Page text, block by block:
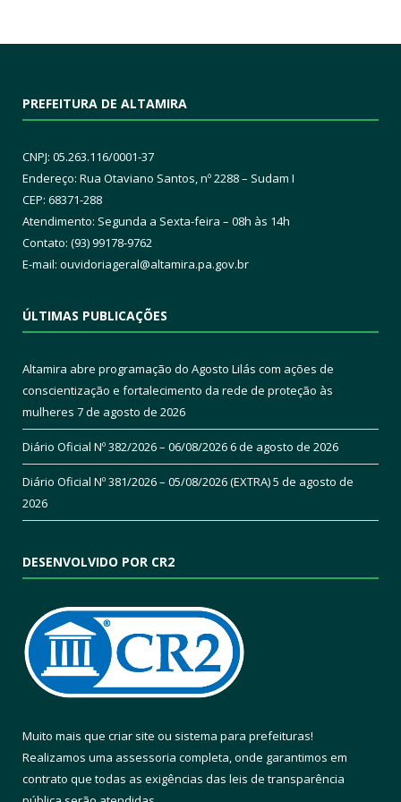
PREFEITURA DE ALTAMIRA
CNPJ: 05.263.116/0001-37
Endereço: Rua Otaviano Santos, nº 2288 – Sudam I
CEP: 68371-288
Atendimento: Segunda a Sexta-feira – 08h às 14h
Contato: (93) 99178-9762
E-mail: ouvidoriageral@altamira.pa.gov.br
ÚLTIMAS PUBLICAÇÕES
Altamira abre programação do Agosto Lilás com ações de
conscientização e fortalecimento da rede de proteção às
mulheres 7 de agosto de 2026
Diário Oficial Nº 382/2026 – 06/08/20266 de agosto de 2026
Diário Oficial Nº 381/2026 – 05/08/2026 (EXTRA)5 de agosto de
2026
DESENVOLVIDO POR CR2
Muito mais que criar site ou sistema para prefeituras!
Realizamos uma assessoria completa, onde garantimos em
contrato que todas as exigências das leis de transparência